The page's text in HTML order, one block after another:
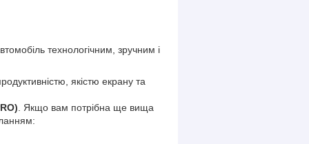
технологічним, зручним і
якістю екрану та
. Якщо вам потрібна ще вища